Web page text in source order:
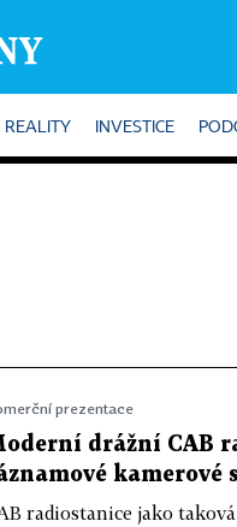
REALITY INVESTICE
prezentace
drážní CAB
kamerové
radiostanice jako